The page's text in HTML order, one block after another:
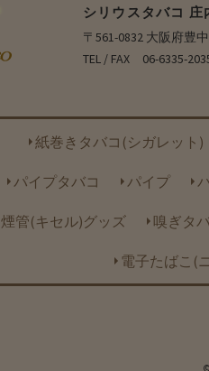
シリウスタバコ 庄
〒561-0832 大阪府豊
TEL / FAX 06-6335-
紙巻きタバコ(シガレット)
パイプタバコ パイプ
煙管(キセル)グッズ 嗅ぎタ
電子たばこ(